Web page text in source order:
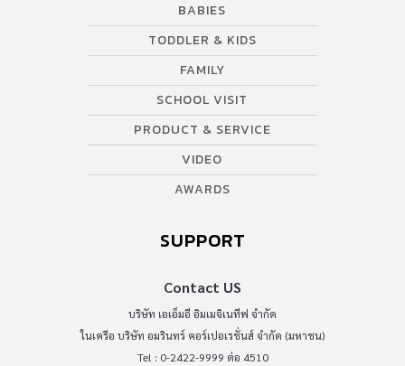
BABIES
TODDLER & KIDS
FAMILY
SCHOOL VISIT
PRODUCT & SERVICE
VIDEO
AWARDS
SUPPORT
Contact US
บริษัท เอเอ็มอี อิมเมจิเนทีฟ จำกัด
ในเครือ บริษัท อมรินทร์ คอร์เปอเรชั่นส์ จำกัด (มหาชน)
Tel : 0-2422-9999 ต่อ 4510